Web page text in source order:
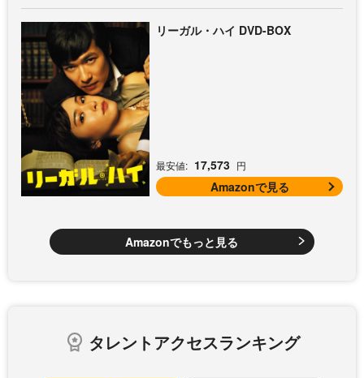
リーガル・ハイ DVD-BOX
最安値: 17,573 円
Amazonで見る
Amazonでもっと見る
タレントアクセスランキング